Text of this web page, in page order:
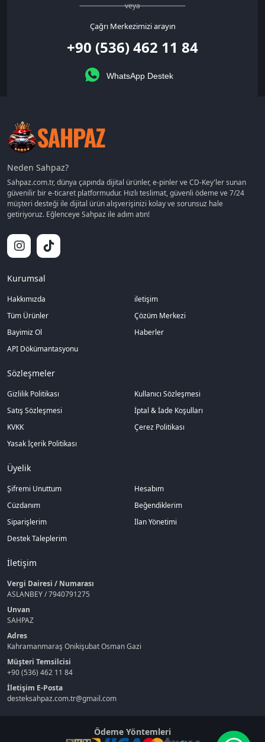
veya
Çağrı Merkezimizi arayın
+90 (536) 462 11 84
WhatsApp Destek
Neden Sahpaz?
Sahpaz.com.tr, dünya çapında dijital ürünler, e-pinler ve CD-Key'ler sunan
güvenilir bir e-ticaret platformudur. Hızlı teslimat, güvenli ödeme ve 7/24
müşteri desteği ile dijital ürün alışverişinizi kolay ve sorunsuz hale
getiriyoruz. Eğlenceye Sahpaz ile adım atın!
Kurumsal
Hakkımızda
iletişim
Tüm Ürünler
Çözüm Merkezi
Bayimiz Ol
Haberler
API Dökümantasyonu
Sözleşmeler
Gizlilik Politikası
Kullanıcı Sözleşmesi
Satış Sözleşmesi
İptal & İade Koşulları
KVKK
Çerez Politikası
Yasak İçerik Politikası
Üyelik
Şifremi Unuttum
Hesabım
Cüzdanım
Beğendiklerim
Siparişlerim
İlan Yönetimi
Destek Taleplerim
İletişim
Vergi Dairesi / Numarası
ASLANBEY / 7940791275
Unvan
SAHPAZ
Adres
Kahramanmaraş Onikişubat Osman Gazi
Müşteri Temsilcisi
+90 (536) 462 11 84
İletişim E-Posta
desteksahpaz.com.tr@gmail.com
Ödeme Yöntemleri